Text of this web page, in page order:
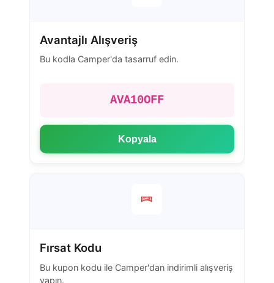
Avantajlı Alışveriş
Bu kodla Camper'da tasarruf edin.
AVA10OFF
Kopyala
Fırsat Kodu
Bu kupon kodu ile Camper'dan indirimli alışveriş
yapın.